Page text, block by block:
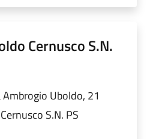
Cernusco S.N.
Ambrogio Uboldo, 21
S.N. PS